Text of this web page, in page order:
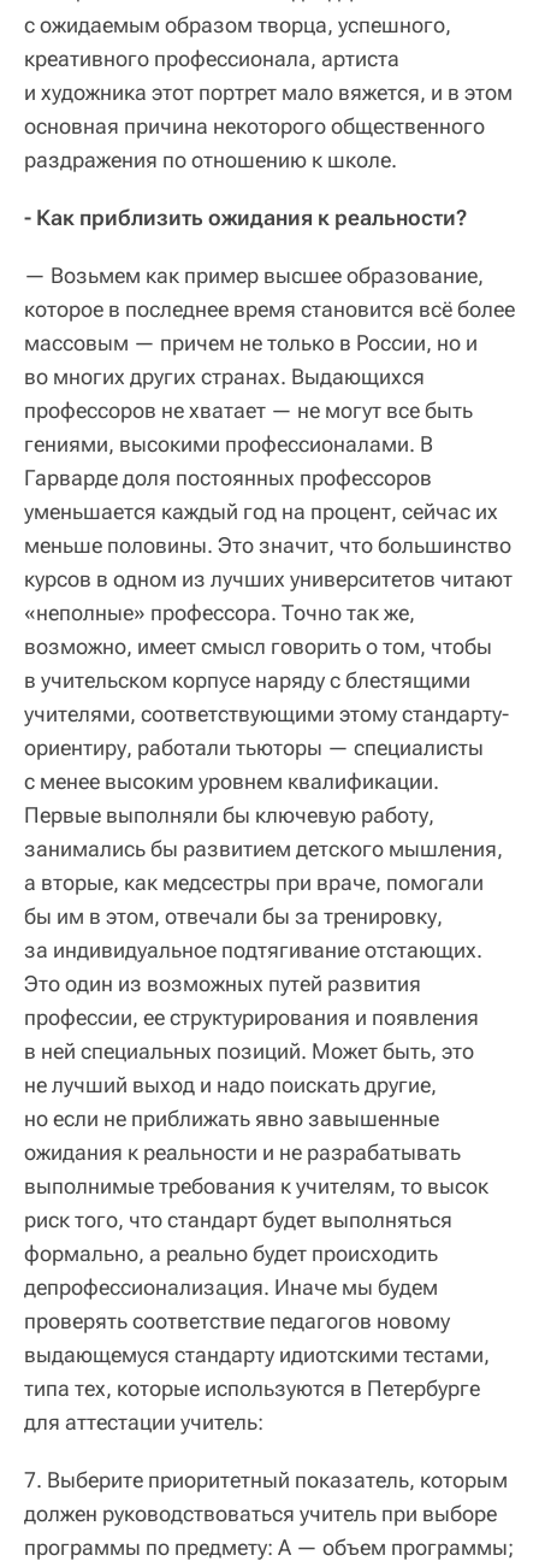
с ожидаемым образом творца, успешного,
креативного профессионала, артиста
и художника этот портрет мало вяжется, и в этом
основная причина некоторого общественного
раздражения по отношению к школе.
- Как приблизить ожидания к реальности?
— Возьмем как пример высшее образование,
которое в последнее время становится всё более
массовым — причем не только в России, но и
во многих других странах. Выдающихся
профессоров не хватает — не могут все быть
гениями, высокими профессионалами. В
Гарварде доля постоянных профессоров
уменьшается каждый год на процент, сейчас их
меньше половины. Это значит, что большинство
курсов в одном из лучших университетов читают
«неполные» профессора. Точно так же,
возможно, имеет смысл говорить о том, чтобы
в учительском корпусе наряду с блестящими
учителями, соответствующими этому стандарту-
ориентиру, работали тьюторы — специалисты
с менее высоким уровнем квалификации.
Первые выполняли бы ключевую работу,
занимались бы развитием детского мышления,
а вторые, как медсестры при враче, помогали
бы им в этом, отвечали бы за тренировку,
за индивидуальное подтягивание отстающих.
Это один из возможных путей развития
профессии, ее структурирования и появления
в ней специальных позиций. Может быть, это
не лучший выход и надо поискать другие,
но если не приближать явно завышенные
ожидания к реальности и не разрабатывать
выполнимые требования к учителям, то высок
риск того, что стандарт будет выполняться
формально, а реально будет происходить
депрофессионализация. Иначе мы будем
проверять соответствие педагогов новому
выдающемуся стандарту идиотскими тестами,
типа тех, которые используются в Петербурге
для аттестации учитель:
7. Выберите приоритетный показатель, которым
должен руководствоваться учитель при выборе
программы по предмету: А — объем программы;